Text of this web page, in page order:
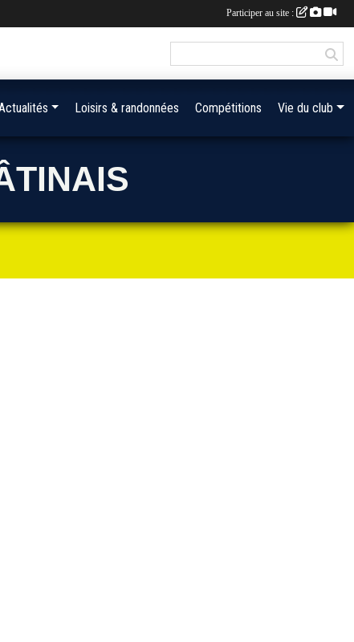
Loisirs & randonnées Compétitions Vie du club
Participer au site :